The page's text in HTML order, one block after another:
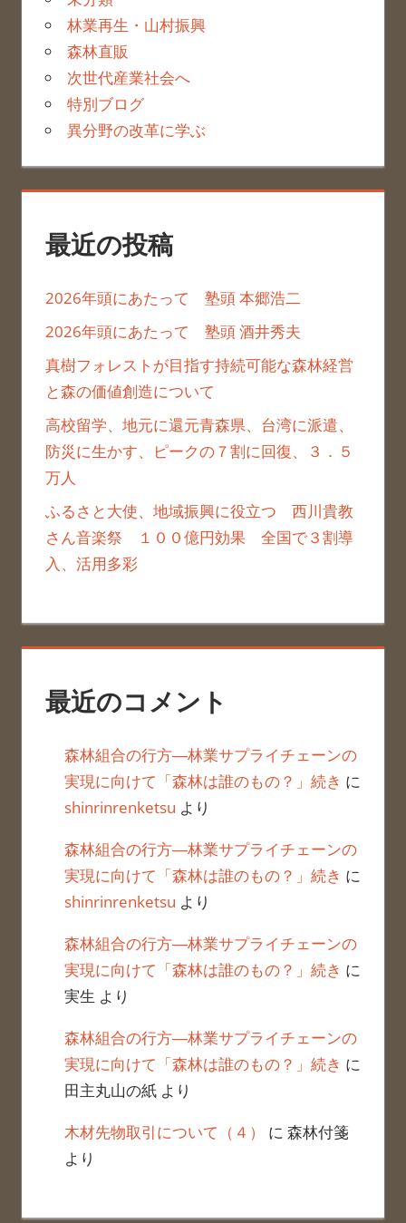
林業再生・山村振興
森林直販
次世代産業社会へ
特別ブログ
異分野の改革に学ぶ
最近の投稿
2026年頭にあたって 塾頭 本郷浩二
2026年頭にあたって 塾頭 酒井秀夫
真樹フォレストが目指す持続可能な森林経営
と森の価値創造について
高校留学、地元に還元青森県、台湾に派遣、
防災に生かす、ピークの７割に回復、３．５
万人
ふるさと大使、地域振興に役立つ 西川貴教
さん音楽祭 １００億円効果 全国で３割導
入、活用多彩
最近のコメント
森林組合の行方―林業サプライチェーンの
実現に向けて「森林は誰のもの？」続き に
shinrinrenketsu より
森林組合の行方―林業サプライチェーンの
実現に向けて「森林は誰のもの？」続き に
shinrinrenketsu より
森林組合の行方―林業サプライチェーンの
実現に向けて「森林は誰のもの？」続き に
実生 より
森林組合の行方―林業サプライチェーンの
実現に向けて「森林は誰のもの？」続き に
田主丸山の紙より
木材先物取引について（４）
に 森林付箋
より